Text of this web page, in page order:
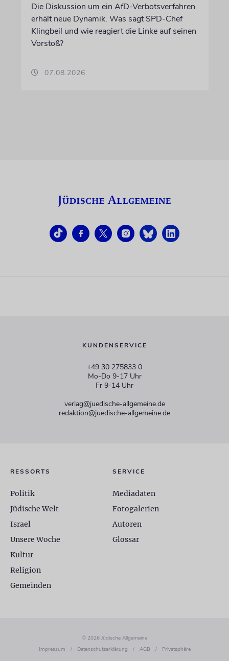
Die Diskussion um ein AfD-Verbotsverfahren
erhält neue Dynamik. Was sagt SPD-Chef
Klingbeil und wie reagiert die Linke auf seinen
Vorstoß?
07.08.2026
KUNDENSERVICE
+49 30 275833 0
Mo-Do 9-17 Uhr
Fr 9-14 Uhr
verlag@juedische-allgemeine.de
redaktion@juedische-allgemeine.de
RESSORTS
Politik
Jüdische Welt
Israel
Unsere Woche
Kultur
Religion
Gemeinden
SERVICE
Mediadaten
Fotogalerien
Autoren
Glossar
© 2026 Jüdische Allgemeine
Impressum
/ Datenschutzerklärung / AGB / Privatsphäre